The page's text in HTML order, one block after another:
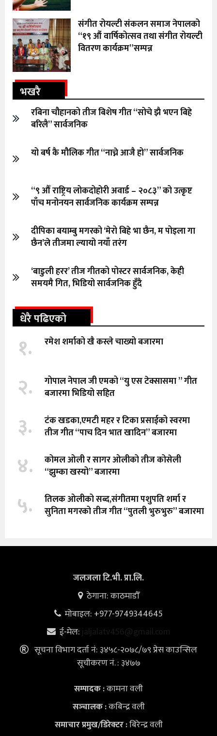
संगीत रोयल्टी संकलन समाज नेपालको
“१९ औं वार्षिकोत्सव तथा संगीत रोयल्टी
वितरण कार्यक्रम”सम्पन्न
भखरै
रबिना चौहानको तीज बिशेष गीत “सोचे झै भएन बिहे
बरिलै” सार्वजनिक
यो बर्ष कै मौलिक गीत “नाच्ने आजै हो” सार्वजनिक
“९ औँ राष्ट्रिय लोकदोहोरी अवार्ड – २०८३” को उत्कृष्ट
पाँच मनोनयन सार्वजनिक कार्यक्रम सम्पन्न
दीपिका बयाम्बु मगरको ‘मेरो बिहे भा छैन, म पोइला गा
छैन’ले तीजमा ल्यायो नयाँ तरंग
‘बाडुली हरर’ तीज गीतको पोस्टर सार्वजनिक, केही
समयमै गित, भिडियो सार्वजनिक हुँदै
धेरै पढिएको
१. रमेश शर्माको खै कस्ले चाख्यो बजारमा
२.
गोपाल नेपाल जी एमको “यु एस टेक्सासमा ” गीत
बजारमा भिडियो सहित
३.
टंक खडका,एमटी महर र टिका प्रसाईको स्वरमा
तीज गीत “पाच दिन भात खादिन” बजारमा
४.
कोमल ओली र सागर ओलीको तीज कोसेली
“झुम्का खस्यो” बजारमा
५.
तिलक ओलीको सब्द,संगीतमा पशुपति शर्मा र
सुनिता मगरको तीज गीत “पुतली भुरुभुरु” बजारमा
जलजला टि.भी. प्रा.लि.
ठेगाना: काठमाडौँ
मोबाइल: +977-9749344645
ई-मेल: jaljalatv456@gmail.com
सूचना विभाग दर्ता नं: ३४५८-२०७८/७९ प्रेस काउन्सिल
सूचीकरण नं. : ३४७७
सम्पादक :कामना वली
सञ्‍चालक :कबिन्द्र वली
समाचार प्रमुख/डिरेक्टर :बिरेन्द्र वली